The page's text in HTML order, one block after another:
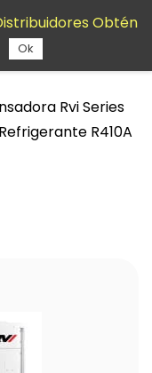
Rvi Series
R410A
Obtén
Ok